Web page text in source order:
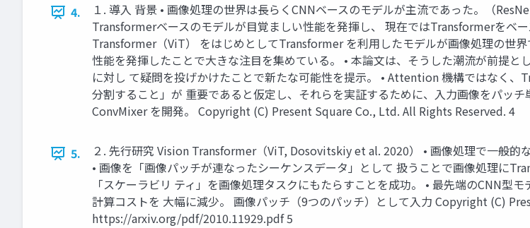
4.
１. 導入 背景 • 画像処理の世界は長らくCNNベースのモデルが主流であった。（
Transformerベースのモデルが目覚ましい性能を発揮し、 現在ではTransformerをベ
Transformer（ViT） をはじめとしてTransformer を利用したモデルが画像処理の世
性能を発揮したことで大きな注目を集めている。 • 本論文は、そうした潮流が前提
に対し て疑問を投げかけたことで新たな可能性を提示。 • Attention 機構ではなく
分割すること」が 重要であると仮定し、それらを実証するために、入力画像をパッ
ConvMixer を開発。 Copyright (C) Present Square Co., Ltd. All Rights Reserved. 4
5.
２. 先行研究 Vision Transformer（ViT, Dosovitskiy et al. 2020） • 画像処理で一般的
• 画像を「画像パッチが連なったシーケンスデータ」として 扱うことで画像処理に
「スケーラビリ ティ」を画像処理タスクにもたらすことを成功。 • 最先端のCNN型
計算コストを 大幅に減少。 画像パッチ（9つのパッチ）として入力 Copyright (C)
https://arxiv.org/pdf/2010.11929.pdf 5